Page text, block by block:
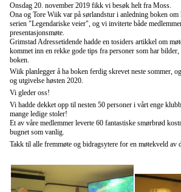
Onsdag 20. november 2019 fikk vi besøk helt fra Moss.
Ona og Tore Wiik var på sørlandstur i anledning boken
serien "Legendariske veier", og vi inviterte både
presentasjonsmøte.
Grimstad Adressetidende hadde en tosiders artikkel om
kommet inn en rekke gode tips fra personer som har
boken.
Wiik planlegger å ha boken ferdig skrevet neste sommer,
og utgivelse høsten 2020.
Vi gleder oss!
Vi hadde dekket opp til nesten 50 personer i vårt enge
mange ledige stoler!
Et av våre medlemmer leverte 60 fantastiske smørbrød
bugnet som vanlig.
Takk til alle fremmøte og bidragsytere for en møtekveld av